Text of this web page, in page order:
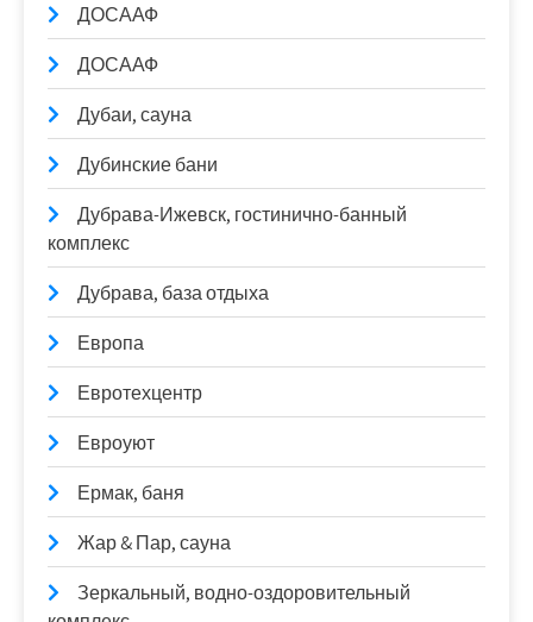
ДОСААФ
ДОСААФ
Дубаи, сауна
Дубинские бани
Дубрава-Ижевск, гостинично-банный
комплекс
Дубрава, база отдыха
Европа
Евротехцентр
Евроуют
Ермак, баня
Жар & Пар, сауна
Зеркальный, водно-оздоровительный